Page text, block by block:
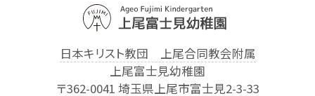
日本キリスト教団 上尾合同教会附属
上尾富士見幼稚園
〒362-0041 埼玉県上尾市富士見2-3-33